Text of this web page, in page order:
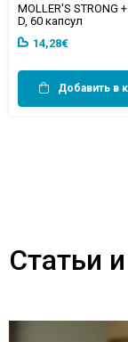
MOLLER'S
D, 60 капсул
14,28€
Добавить в
Статьи